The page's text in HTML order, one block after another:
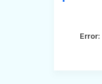
Error: